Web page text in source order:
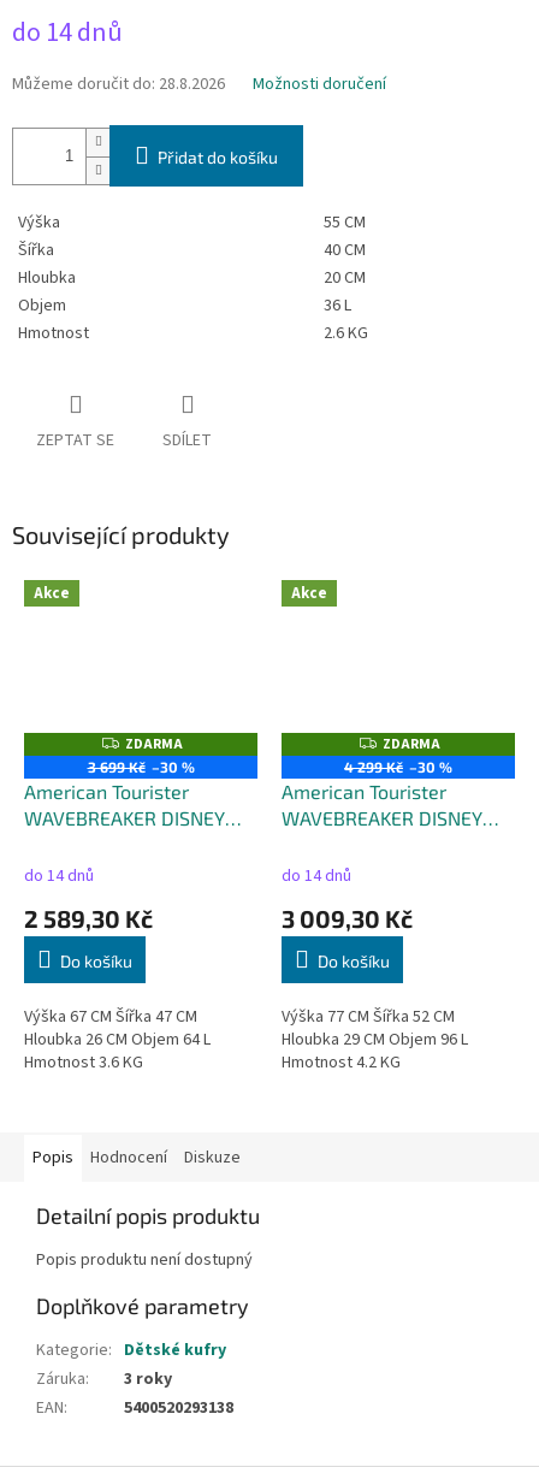
cena:
do 14 dnů
Můžeme doručit do: 28.8.2026 Možnosti doručení
Přidat do košíku
Výška
55 CM
Šířka
40 CM
Hloubka
20 CM
Objem
36 L
Hmotnost
2.6 KG
ZEPTAT SE SDÍLET
Související produkty
Akce
Z
D
A
R
M
A
ZDARMA
3 699 Kč –30 %
American Tourister
WAVEBREAKER DISNEY
FL CAPTAIN AMERICA CITY
do 14 dnů
2 589,30 Kč
Do košíku
Výška 67 CM Šířka 47 CM
Hloubka 26 CM Objem 64 L
Hmotnost 3.6 KG
Akce
Z
D
A
R
M
A
ZDARMA
4 299 Kč –30 %
American Tourister
WAVEBREAKER DISNEY
FL CAPTAIN AMERICA CITY
do 14 dnů
3 009,30 Kč
Do košíku
Výška 77 CM Šířka 52 CM
Hloubka 29 CM Objem 96 L
Hmotnost 4.2 KG
Popis Hodnocení Diskuze
Detailní popis produktu
Popis produktu není dostupný
Doplňkové parametry
Kategorie: Dětské kufry
Záruka:
3 roky
EAN: 5400520293138